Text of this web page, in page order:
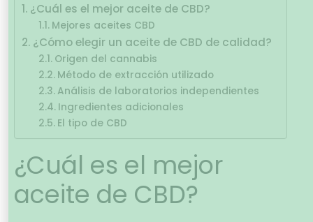
¿Cuál es el mejor aceite de CBD?
Mejores aceites CBD
¿Cómo elegir un aceite de CBD de calidad?
Origen del cannabis
Método de extracción utilizado
Análisis de laboratorios independientes
Ingredientes adicionales
El tipo de CBD
¿Cuál es el mejor
aceite de CBD?